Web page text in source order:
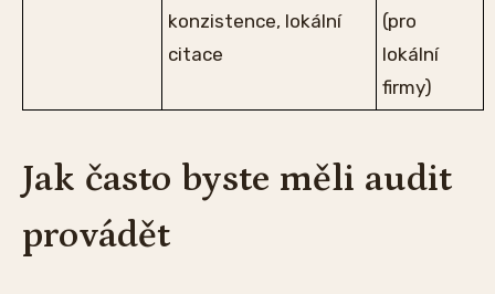
konzistence, lokální
citace
(pro
lokální
firmy)
Jak často byste měli audit
provádět